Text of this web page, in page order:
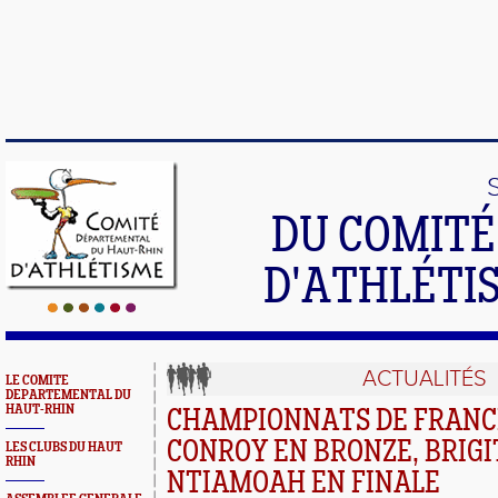
DU
LE COMITE
DEPARTEMENTAL DU
HAUT-RHIN
LES CLUBS DU HAUT
RHIN
ACTUALITÉS
CHAMPIONNATS DE
CONROY EN BRONZE,
NTIAMOAH EN FINALE